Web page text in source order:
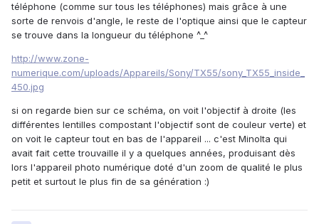
téléphone (comme sur tous les téléphones) mais grâce à une
sorte de renvois d'angle, le reste de l'optique ainsi que le capteur
se trouve dans la longueur du téléphone ^_^
http://www.zone-
numerique.com/uploads/Appareils/Sony/TX55/sony_TX55_inside_
450.jpg
si on regarde bien sur ce schéma, on voit l'objectif à droite (les
différentes lentilles compostant l'objectif sont de couleur verte) et
on voit le capteur tout en bas de l'appareil ... c'est Minolta qui
avait fait cette trouvaille il y a quelques années, produisant dès
lors l'appareil photo numérique doté d'un zoom de qualité le plus
petit et surtout le plus fin de sa génération :)